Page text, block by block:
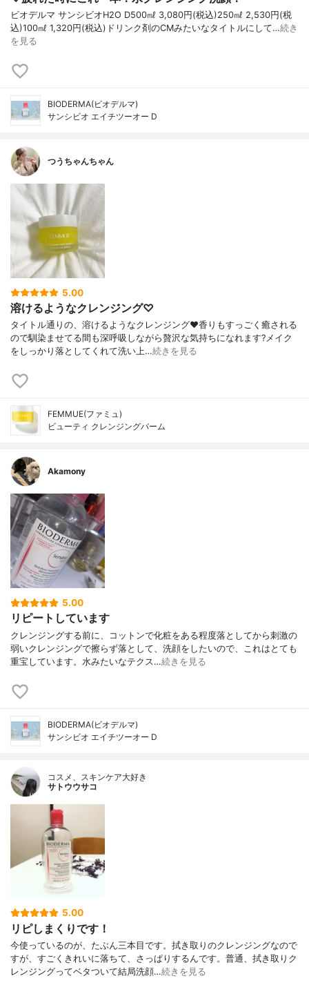
ビオデルマ サンシビオH2O D500㎖ 3,080円(税込)250㎖ 2,530円(税
込)100㎖ 1,320円(税込)ドリンク剤のCMみたいなタイトルにして…続き
を見る
BIODERMA(ビオデルマ)
サンシビオ エイチツーオー D
つうちゃんちゃん
5.00
溶けるようなクレンジング♡
タイトル通りの、溶けるようなクレンジング❤️香りもすっごく癒される
ので馴染ませてる間も深呼吸しながら贅沢な気持ちになれます?メイク
をしっかり落としてくれて洗い上…続きを見る
FEMMUE(ファミュ)
ビューティ クレンジングバーム
Akamony
5.00
リピートしています
クレンジングする前に、コットンで化粧をある程度落としてから刺激の
弱いクレンジングで擦らず落として、洗顔をしたいので、これはとても
重宝しています。水みたいなテクス…続きを見る
BIODERMA(ビオデルマ)
サンシビオ エイチツーオー D
コスメ、スキンケア大好き
サトウウサコ
5.00
リピしまくりです！
今使っているのが、たぶん三本目です。拭き取りのクレンジングなので
すが、すごくきれいに落ちて、さっぱりするんです。普通、拭き取りク
レンジングってベタついて結局洗顔…続きを見る